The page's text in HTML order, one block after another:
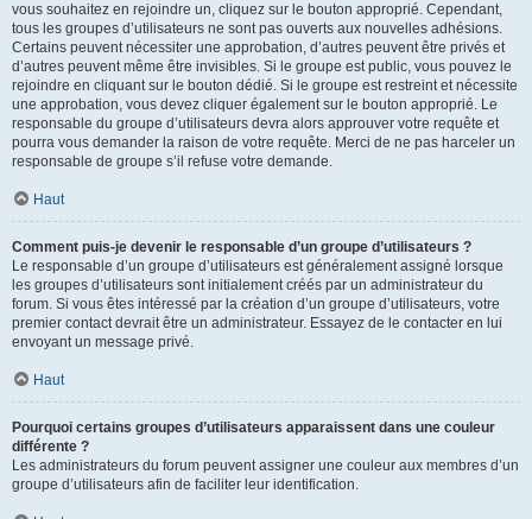
vous souhaitez en rejoindre un, cliquez sur le bouton approprié. Cependant,
tous les groupes d’utilisateurs ne sont pas ouverts aux nouvelles adhésions.
Certains peuvent nécessiter une approbation, d’autres peuvent être privés et
d’autres peuvent même être invisibles. Si le groupe est public, vous pouvez le
rejoindre en cliquant sur le bouton dédié. Si le groupe est restreint et nécessite
une approbation, vous devez cliquer également sur le bouton approprié. Le
responsable du groupe d’utilisateurs devra alors approuver votre requête et
pourra vous demander la raison de votre requête. Merci de ne pas harceler un
responsable de groupe s’il refuse votre demande.
Haut
Comment puis-je devenir le responsable d’un groupe d’utilisateurs ?
Le responsable d’un groupe d’utilisateurs est généralement assigné lorsque
les groupes d’utilisateurs sont initialement créés par un administrateur du
forum. Si vous êtes intéressé par la création d’un groupe d’utilisateurs, votre
premier contact devrait être un administrateur. Essayez de le contacter en lui
envoyant un message privé.
Haut
Pourquoi certains groupes d’utilisateurs apparaissent dans une couleur
différente ?
Les administrateurs du forum peuvent assigner une couleur aux membres d’un
groupe d’utilisateurs afin de faciliter leur identification.